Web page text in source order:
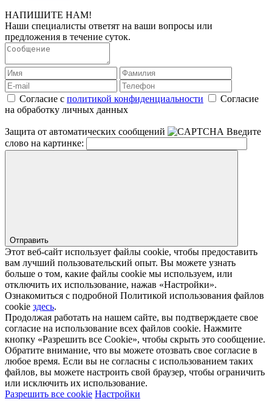
НАПИШИТЕ НАМ!
Наши специалисты ответят на ваши вопросы или
предложения в течение суток.
Согласие с политикой конфиденциальности
Согласие
на обработку личных данных
Защита от автоматических сообщений
Введите
слово на картинке:
Отправить
Этот веб-сайт использует файлы cookie, чтобы предоставить
вам лучший пользовательский опыт. Вы можете узнать
больше о том, какие файлы cookie мы используем, или
отключить их использование, нажав «Настройки».
Ознакомиться с подробной Политикой использования файлов
cookie здесь.
Продолжая работать на нашем сайте, вы подтверждаете свое
согласие на использование всех файлов cookie. Нажмите
кнопку «Разрешить все Cookie», чтобы скрыть это сообщение.
Обратите внимание, что вы можете отозвать свое согласие в
любое время. Если вы не согласны с использованием таких
файлов, вы можете настроить свой браузер, чтобы ограничить
или исключить их использование.
Разрешить все cookie Настройки